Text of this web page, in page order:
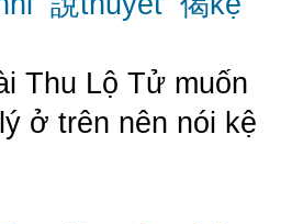
Thu Lộ Tử muốn
ở trên nên nói kệ